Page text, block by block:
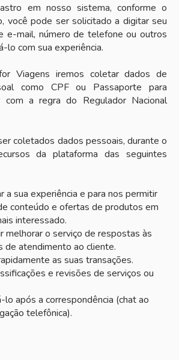
em nosso sistema, conforme o
você pode ser solicitado a digitar seu
e-mail, número de telefone ou outros
lo com sua experiência.
Viagens iremos coletar dados de
como CPF ou Passaporte para
com a regra do Regulador Nacional
coletados dados pessoais, durante o
da plataforma das seguintes
a sua experiência e para nos permitir
conteúdo e ofertas de produtos em
interessado.
melhorar o serviço de respostas às
de atendimento ao cliente.
as suas transações.
e revisões de serviços ou
lo após a correspondência (chat ao
telefônica).